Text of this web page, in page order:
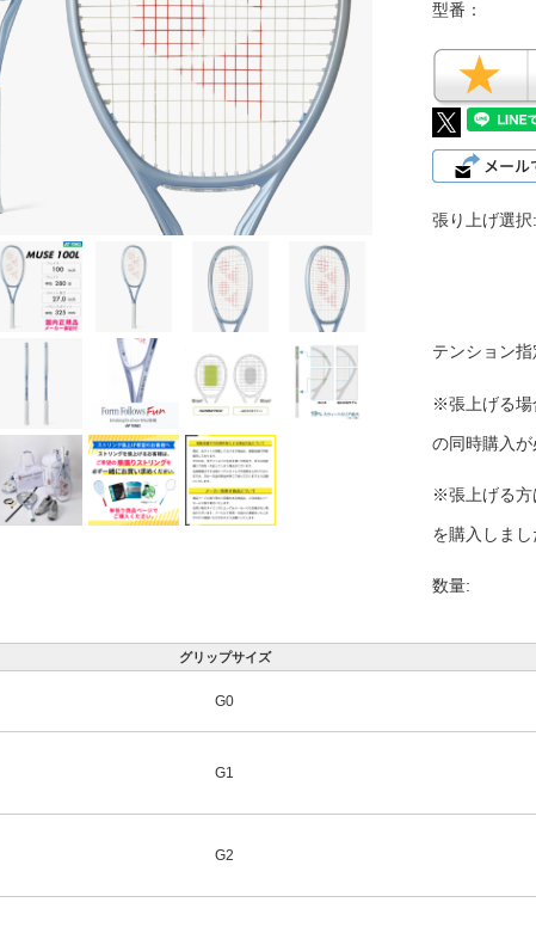
型番：
張り上げ選択:
テンション指
※張上げる場
の同時購入が
※張上げる方
を購入しまし
数量:
グリップサイズ
G0
G1
G2